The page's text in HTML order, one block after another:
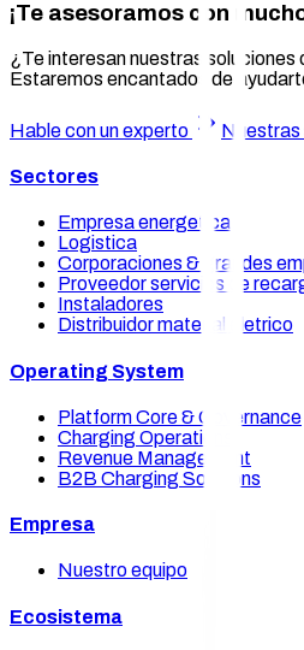
¡Te asesoramos con
¿Te interesan nuestras soluciones
Estaremos encantados de
Hable con un experto Nuestras
Sectores
Empresa energetica
Logistica
Corporaciones & grandes
Proveedor servicios de
Instaladores
Distribuidor material eletrico
Operating System
Platform Core & Governance
Charging Operations
Revenue Management
B2B Charging Solutions
Empresa
Nuestro equipo
Ecosistema